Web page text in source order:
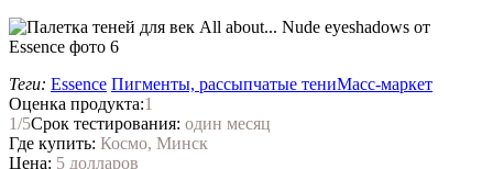
Теги: Essence Пигменты, рассыпчатые тениМасс-маркет
Оценка продукта:1
1/5Срок тестирования: один месяц
Где купить: Космо, Минск
Цена: 5 долларов